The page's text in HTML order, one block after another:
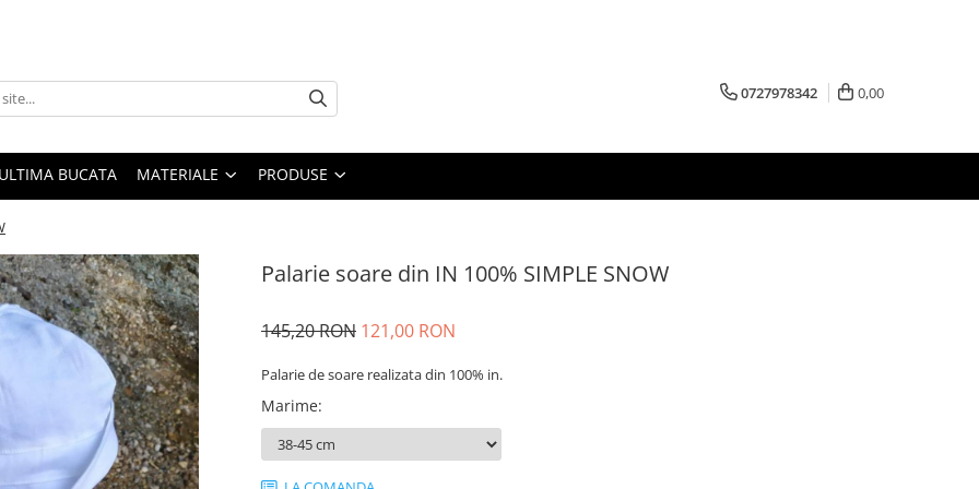
0727978342 0,00
ULTIMA BUCATA MATERIALE PRODUSE
Palarie soare din IN 100% SIMPLE SNOW
145,20 RON 121,00 RON
Palarie de soare realizata din 100% in.
Marime: